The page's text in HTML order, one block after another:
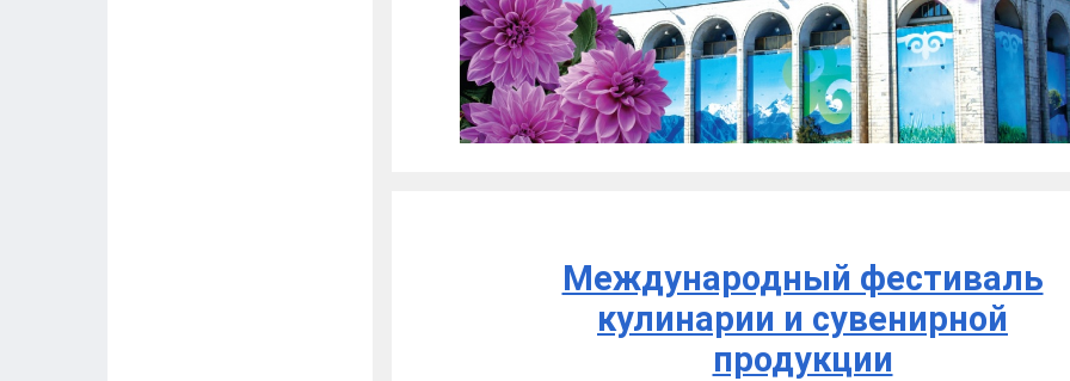
Международный фестиваль
кулинарии и сувенирной
продукции